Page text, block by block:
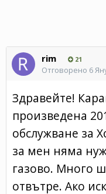
rim 21
Отговорено 6
Здравейте!
произведена
обслужване за
за мен няма
газово. Много
отвътре. Ако